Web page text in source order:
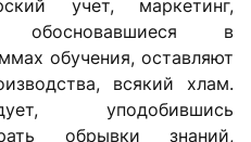
учет, маркетинг,
обосновавшиеся в
обучения, оставляют
всякий хлам.
уподобившись
обрывки знаний,